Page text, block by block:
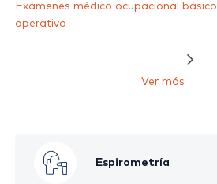
Exámenes médico ocupacional básico
operativo
Ver más
Examen Altura Estructural (1.8 m) +
Anexo 16 + 16A
Espirometría